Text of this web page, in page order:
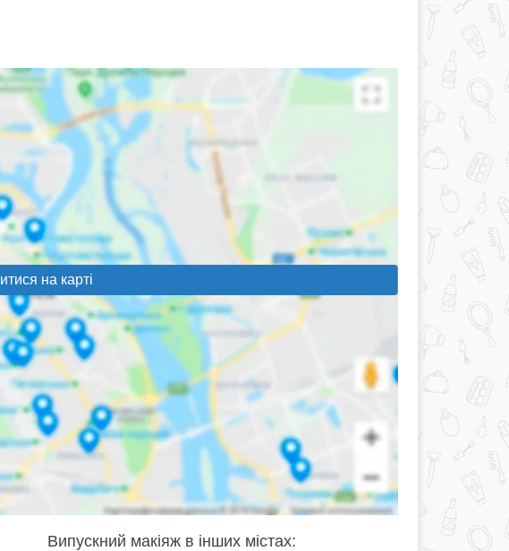
на карті
Випускний макіяж в інших містах: